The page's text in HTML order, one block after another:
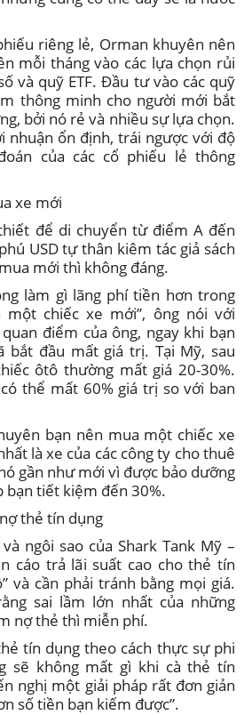
riêng lẻ, Orman khuyên nên
mỗi tháng vào các lựa chọn rủi
và quỹ ETF. Đầu tư vào các quỹ
thông minh cho người mới bắt
bởi nó rẻ và nhiều sự lựa chọn.
nhuận ổn định, trái ngược với độ
của các cổ phiếu lẻ thông
xe mới
để di chuyển từ điểm A đến
USD tự thân kiêm tác giả sách
mới thì không đáng.
làm gì lãng phí tiền hơn trong
chiếc xe mới”, ông nói với
điểm của ông, ngay khi bạn
bắt đầu mất giá trị. Tại Mỹ, sau
ôtô thường mất giá 20-30%.
thể mất 60% giá trị so với ban
bạn nên mua một chiếc xe
là xe của các công ty cho thuê
gần như mới vì được bảo dưỡng
bạn tiết kiệm đến 30%.
thẻ tín dụng
ngôi sao của Shark Tank Mỹ –
cáo trả lãi suất cao cho thẻ tín
và cần phải tránh bằng mọi giá.
sai lầm lớn nhất của những
nợ thẻ thì miễn phí.
tín dụng theo cách thực sự phi
sẽ không mất gì khi cà thẻ tín
nghị một giải pháp rất đơn giản
số tiền bạn kiếm được”.